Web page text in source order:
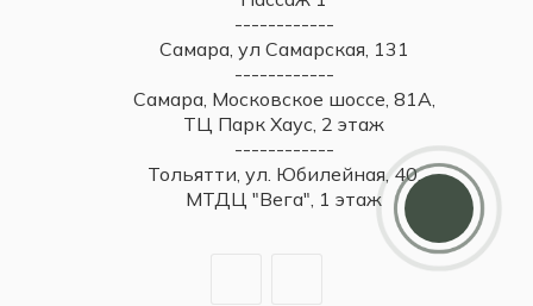
------------
Самара, ул Самарская, 131
------------
Самара, Московское шоссе, 81А,
ТЦ Парк Хаус, 2 этаж
------------
Тольятти, ул. Юбилейная, 40,
МТДЦ "Вега", 1 этаж